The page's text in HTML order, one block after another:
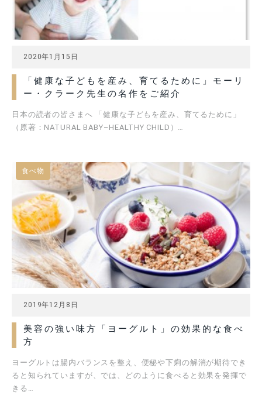
2020年1月15日
「健康な子どもを産み、育てるために」モーリ
ー・クラーク先生の名作をご紹介
日本の読者の皆さまへ 「健康な子どもを産み、育てるために」
（原著：NATURAL BABY–HEALTHY CHILD）…
食べ物
2019年12月8日
美容の強い味方「ヨーグルト」の効果的な食べ
方
ヨーグルトは腸内バランスを整え、便秘や下痢の解消が期待でき
ると知られていますが、では、どのように食べると効果を発揮で
きる…